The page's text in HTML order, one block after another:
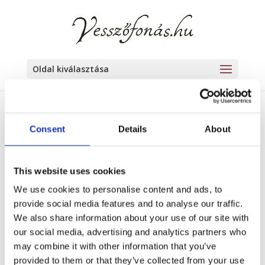
Consent Details About
This website uses cookies
We use cookies to personalise content and ads, to
provide social media features and to analyse our traffic.
We also share information about your use of our site with
our social media, advertising and analytics partners who
may combine it with other information that you’ve
provided to them or that they’ve collected from your use
Oldal kiválasztása
Magor-Dak Fűzbútor
márc 18, 2024 Nincsenek hozzászólások
No Images.
Please upload images in images manager
section. Click on Manage Images button on
the right side of the gallery settings.